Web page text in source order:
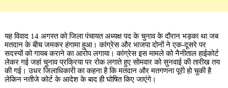
यह विवाद 14 अगस्त को जिला पंचायत अध्यक्ष पद के चुनाव के दौरान भड़का था जब
मतदान के बीच जमकर हंगामा हुआ। कांग्रेस और भाजपा दोनों ने एक-दूसरे पर
सदस्यों को गायब कराने का आरोप लगाया। कांग्रेस इस मामले को नैनीताल हाईकोर्ट
लेकर गई जहां चुनाव प्रक्रिया पर रोक लगाते हुए सोमवार को सुनवाई की तारीख तय
की गई। उधर जिलाधिकारी का कहना है कि मतदान और मतगणना पूरी हो चुकी है
लेकिन नतीजे कोर्ट के आदेश के बाद ही घोषित किए जाएंगे।